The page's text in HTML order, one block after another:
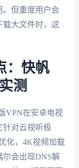
。但重度用户会
载大文件时，这
：快帆
测
VPN在安卓电视
针对云视听极
化，4K视频加载
会出现DNS解